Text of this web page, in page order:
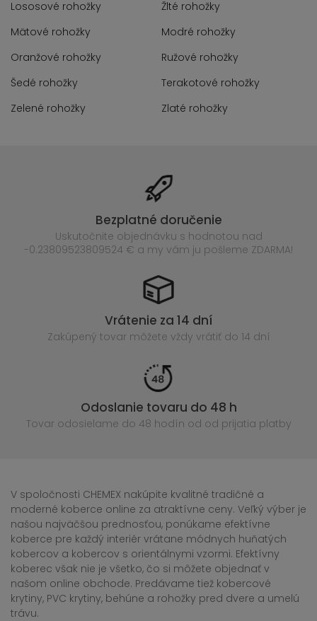
Lososové rohožky
Žlté rohožky
Mätové rohožky
Modré rohožky
Oranžové rohožky
Ružové rohožky
Šedé rohožky
Terakotové rohožky
Zelené rohožky
Zlaté rohožky
Bezplatné doručenie
Uskutočnite objednávku s hodnotou nad
-0.23809523809524 € a my vám ju pošleme ZDARMA!
Vrátenie za 14 dní
Zakúpený tovar môžete vždy vrátiť do 14 dní
Odoslanie tovaru do 48 h
Tovar odosielame do 48 hodín od od prijatia platby
V spoločnosti CHEMEX nakúpite kvalitné tradičné a
moderné koberce online za atraktívne ceny. Veľký výber je
našou najväčšou prednosťou, ponúkame efektívne
koberce pre každý interiér vrátane módnych huňatých
kobercov a kobercov s orientálnymi vzormi. Efektívny
koberec však nie je všetko, čo si môžete objednať v
našom online obchode. Predávame tiež kobercové
krytiny, PVC krytiny, behúne a rohožky pred dvere a umelú
trávu.